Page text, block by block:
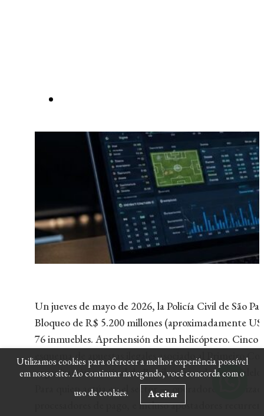
Un jueves de mayo de 2026, la Policía Civil de São
Bloqueo de R$ 5.200 millones (aproximadamente
76 inmuebles. Aprehensión de un helicóptero. Cinco
esquema de apuestas ilegales asociado al Primeiro
organización criminal de Brasil, operando en
Para quien actúa en el sector — operadores
procesadores de pago, e incluso apostadores
Utilizamos cookies para oferecer a melhor experiência possível
em nosso site. Ao continuar navegando, você concorda com o
uso de cookies.
Aceitar